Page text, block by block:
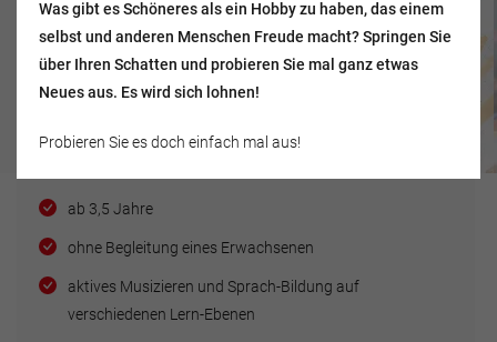
ab 3,5 Jahren
ab 3,5 Jahre
ohne Begleitung eines Erwachsenen
aktives Musizieren und Sprach-Bildung auf
verschiedenen Lern-Ebenen
Was gibt es Schöneres als ein Hobby zu haben, das einem
selbst und anderen Menschen Freude macht? Springen Sie
über Ihren Schatten und probieren Sie mal ganz etwas
Neues aus. Es wird sich lohnen!
Probieren Sie es doch einfach mal aus!